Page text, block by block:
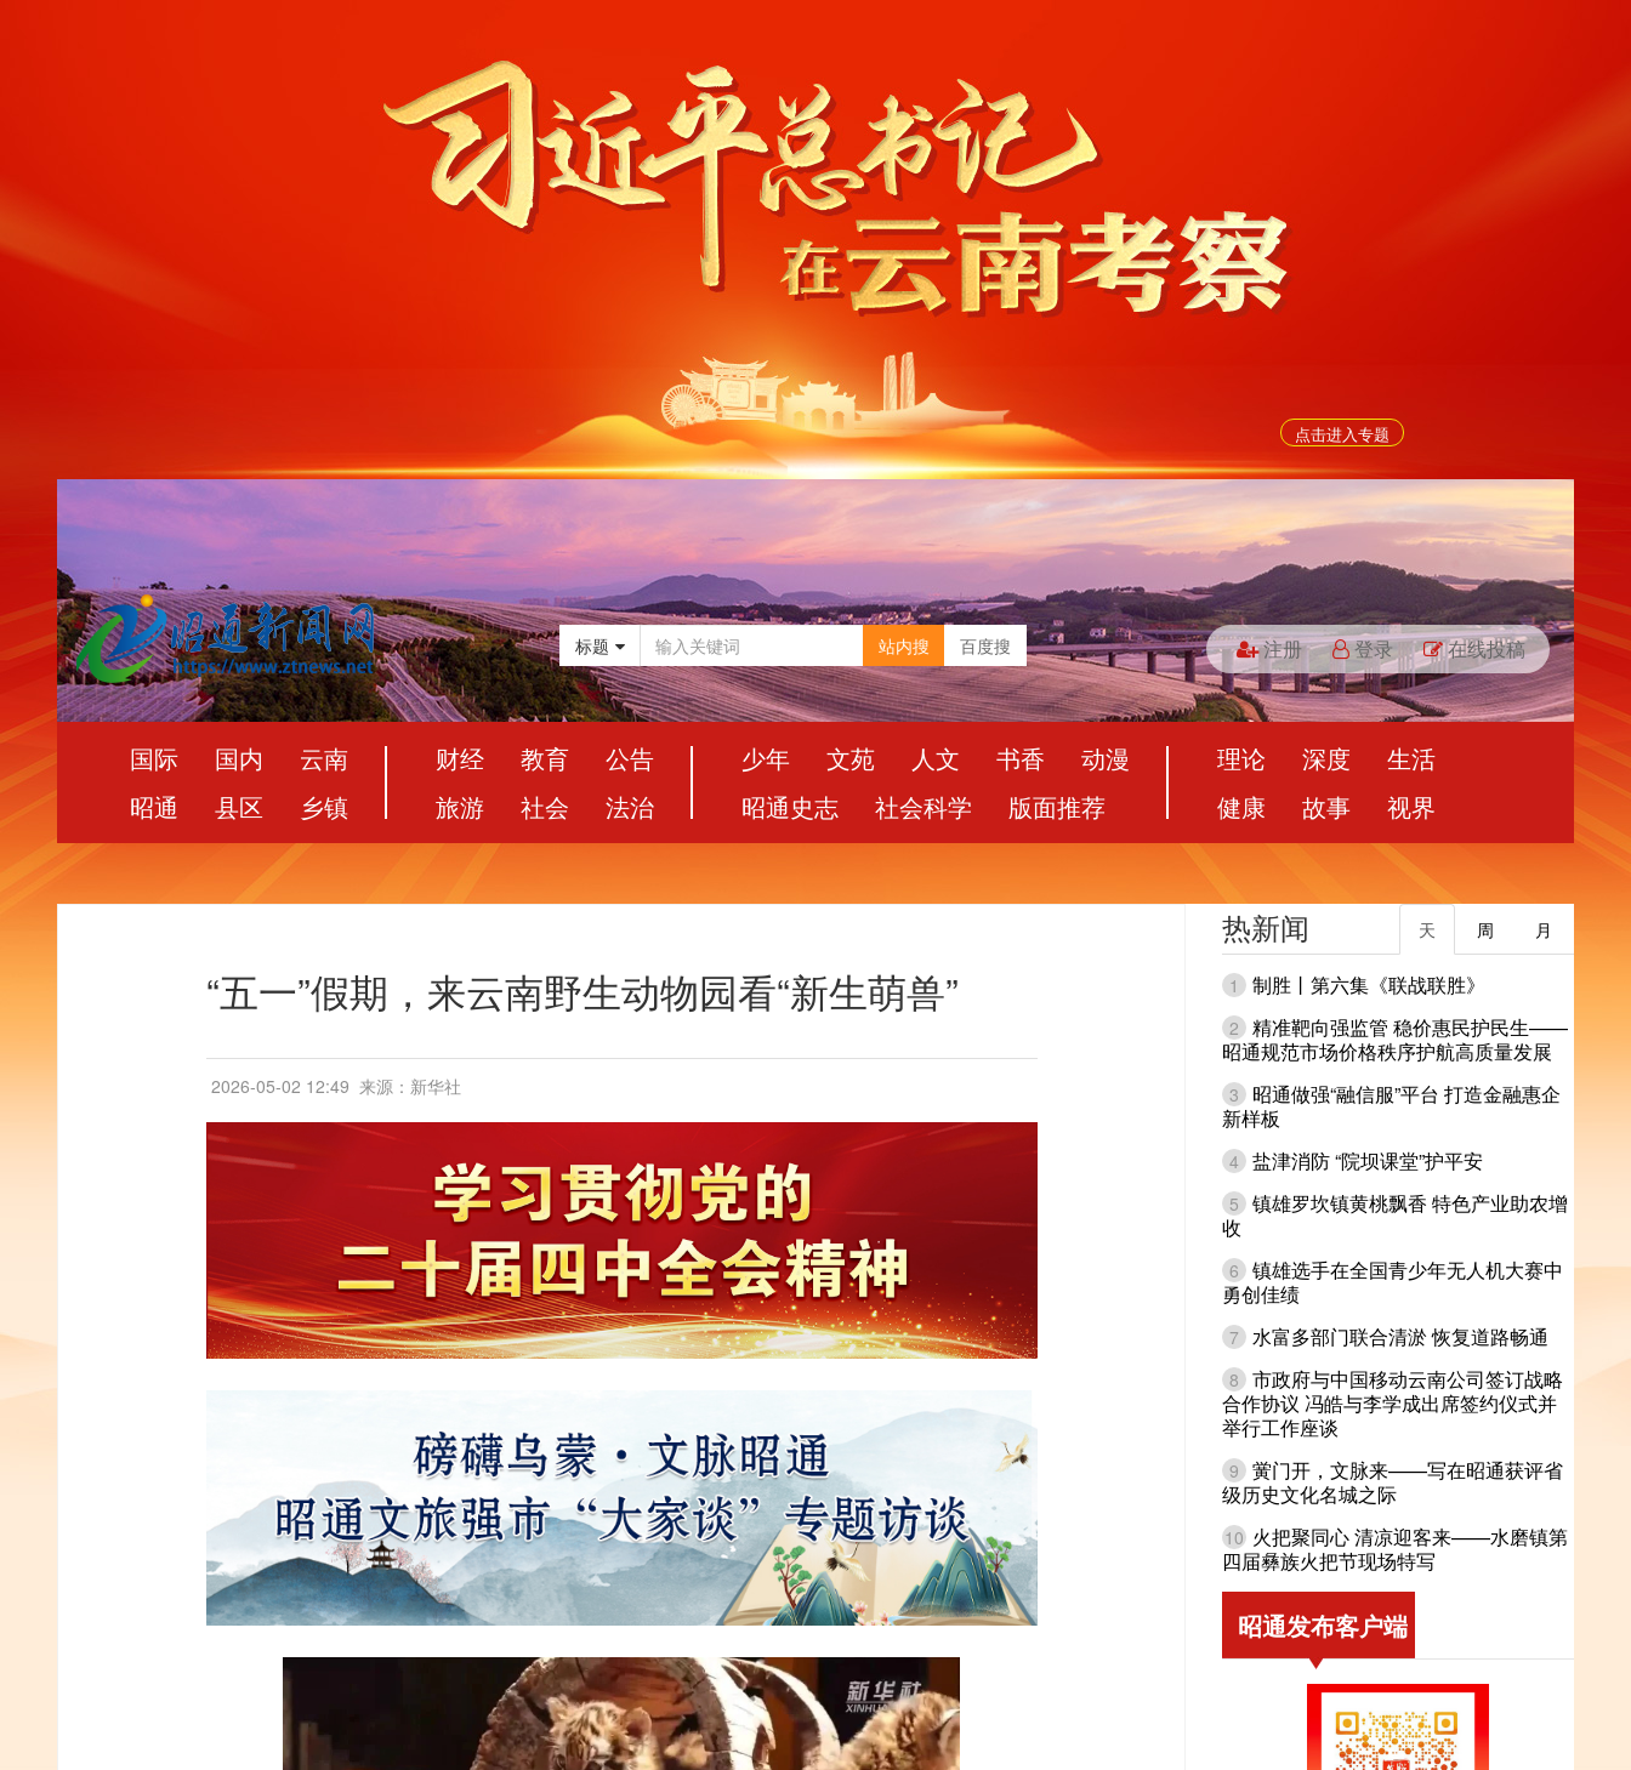
点击进入专题
标题 站内搜 百度搜 注册 登录 在线投稿
国际 国内
云南
昭通
县区 乡镇
财经 教育
公告
旅游
社会 法治
少年 文苑 人文 书香
动漫
昭通史志
社会科学 版面推荐
理论 深度
生活
健康
故事 视界
“五一”假期，来云南野生动物园看“新生萌兽”
2026-05-02 12:49 来源：新华社
热新闻 月
周
天
1 制胜丨第六集《联战联胜》
2 精准靶向强监管 稳价惠民护民生——
昭通规范市场价格秩序护航高质量发展
3
昭通做强“融信服”平台 打造金融惠企
新样板
4 盐津消防 “院坝课堂”护平安
5 镇雄罗坎镇黄桃飘香 特色产业助农增
收
6 镇雄选手在全国青少年无人机大赛中
勇创佳绩
7 水富多部门联合清淤 恢复道路畅通
8 市政府与中国移动云南公司签订战略
合作协议 冯皓与李学成出席签约仪式并
举行工作座谈
9 黉门开，文脉来——写在昭通获评省
级历史文化名城之际
10 火把聚同心 清凉迎客来——水磨镇第
四届彝族火把节现场特写
昭通发布客户端